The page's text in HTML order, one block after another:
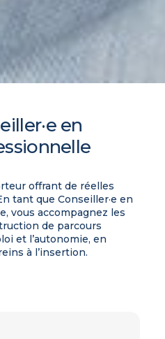
en
offrant de réelles
tant que Conseiller·e en
vous accompagnez les
de parcours
et l’autonomie, en
à l’insertion.